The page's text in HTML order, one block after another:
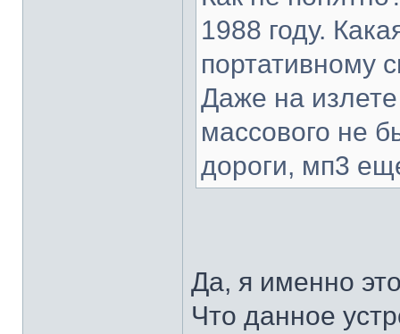
1988 году.
портативному
Даже на
массового не
дороги, мп3
Да, я именно
Что данное